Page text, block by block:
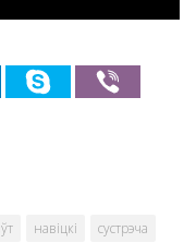
навіцкі сустрэча